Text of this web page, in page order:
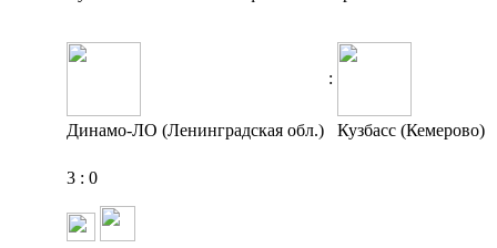
:
Динамо-ЛО (Ленинградская обл.) Кузбасс (Кемерово)
3 : 0